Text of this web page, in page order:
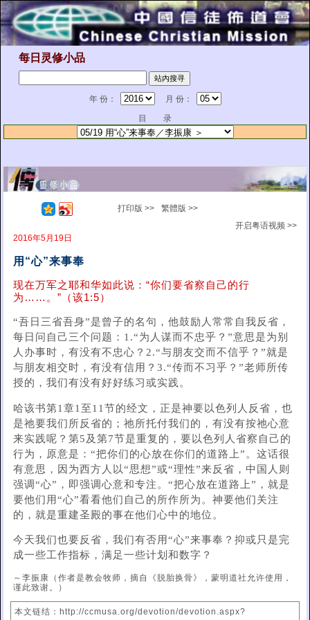
每日灵修小品
年 份：
月 份：
目 录
打印版 >>
繁體版 >>
开启粤语视频 >>
2016年5月19日
用“心”来事奉
现在万军之耶和华如此说：“你们要省察自己的行
为……。”（该1:5）
“吾日三省吾身”是曾子的名句，他鼓励人常常自我反省，
每日问自己三个问题：1.“为人谋而不忠乎？”意思是为别
人办事时，有没有不忠心？2.“与朋友交而不信乎？”就是
与朋友相交时，有没有信用？3.“传而不习乎？”老师所传
授的，我们有没有好好练习或实践。
哈该书第1章1至11节的经文，正是神要以色列人反省，也
是祂要我们所反省的；祂所托付我们的，有没有按祂心意
来实践呢？第5及第7节是重复的，要以色列人省察自己的
行为，原意是：“把你们的心放在你们的道路上”。这话很
有意思，因为西方人以“思想”或“理性”来反省，中国人则
强调“心”，即强调心意和专注。“把心放在道路上”，就是
要他们用“心”看看他们自己的所作所为。神要他们关注
的，就是重建圣殿的事在他们心中的地位。
今天我们也要反省，我们有否用“心”来事奉？抑或只是完
成一些工作指标，满足一些计划和数字？
～李振康（作者是教会牧师，摘自《脱胎换骨》，蒙明道社允许使用，
谨此致谢。）
本文链结：http://ccmusa.org/devotion/devotion.aspx?